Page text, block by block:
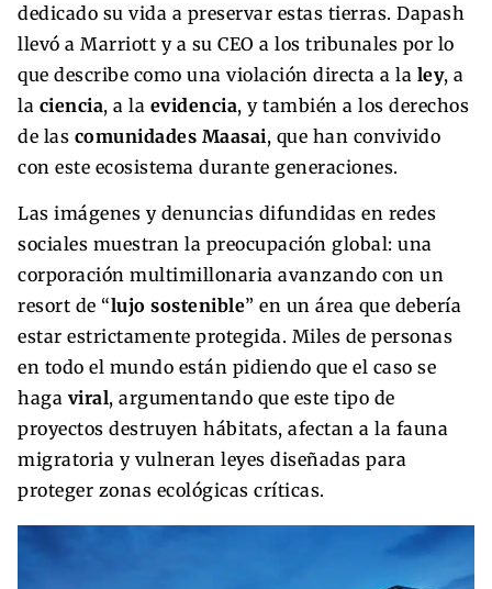
dedicado su vida a preservar estas tierras. Dapash
llevó a Marriott y a su CEO a los tribunales por lo
que describe como una violación directa a la ley, a
la ciencia, a la evidencia, y también a los derechos
de las comunidades Maasai, que han convivido
con este ecosistema durante generaciones.
Las imágenes y denuncias difundidas en redes
sociales muestran la preocupación global: una
corporación multimillonaria avanzando con un
resort de “lujo sostenible” en un área que debería
estar estrictamente protegida. Miles de personas
en todo el mundo están pidiendo que el caso se
haga viral, argumentando que este tipo de
proyectos destruyen hábitats, afectan a la fauna
migratoria y vulneran leyes diseñadas para
proteger zonas ecológicas críticas.